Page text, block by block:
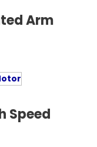
Arm
Speed